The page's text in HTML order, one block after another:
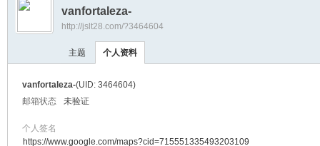
›
vanfortaleza-
http://jslt28.com/?3464604
主题 个人资料
vanfortaleza-(UID: 3464604)
邮箱状态
未验证
个人签名
https://www.google.com/maps?cid=715551335493203109